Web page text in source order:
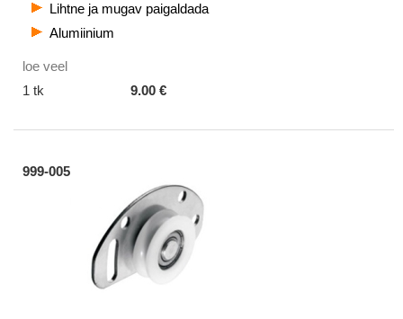
Lihtne ja mugav paigaldada
Alumiinium
loe veel
1 tk
9.00 €
999-005